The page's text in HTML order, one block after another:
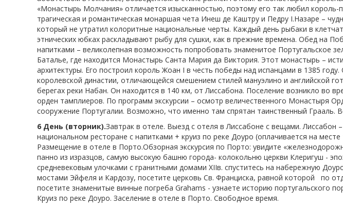
«Монастырь Молчания» отличается изысканностью, поэтому его так любил
трагическая и романтическая монаршая чета Инеш де Каштру и Педру I.Назаре –
который не утратил колоритные национальные черты. Каждый день рыбаки в
этнических юбках раскладывают рыбу для сушки, как в прежние времена. Обед на
напитками – великолепная возможность попробовать знаменитое Португальское
Баталье, где находится Монастырь Санта Мария да Виктория. Этот монастырь –
архитектуры. Его построил король Жоан I в честь победы над испанцами в 1385
королевской династии, отличающейся смешением стилей мануэлино и английской
берегах реки Набан. Он находится в 140 км, от Лиссабона. Поселение возникло во
орден тамплиеров. По программ экскурсии – осмотр величественного Монастыря
сооружение Португалии. Возможно, что именно там спрятан таинственный Грааль.
6 День (вторник).Завтрак в отеле. Выезд с отеля в Лиссабоне с вещами. Лиссабон
национальном ресторане с напитками + круиз по реке Доуро (оплачивается на
Размещение в отеле в Порто.Обзорная экскурсия по Порто: увидите
панно из изразцов, самую высокую башню города- колокольню церкви Клеригуш -
средневековым улочками с гранитными домами XIIв. спуститесь на набережную
мостами Эйфеля и Кардозу, посетите церковь Св. Франциска, равной которой по
посетите знаменитые винные погреба Grahams - узнаете историю португальского
Круиз по реке Доуро. Заселение в отеле в Порто. Свободное время.